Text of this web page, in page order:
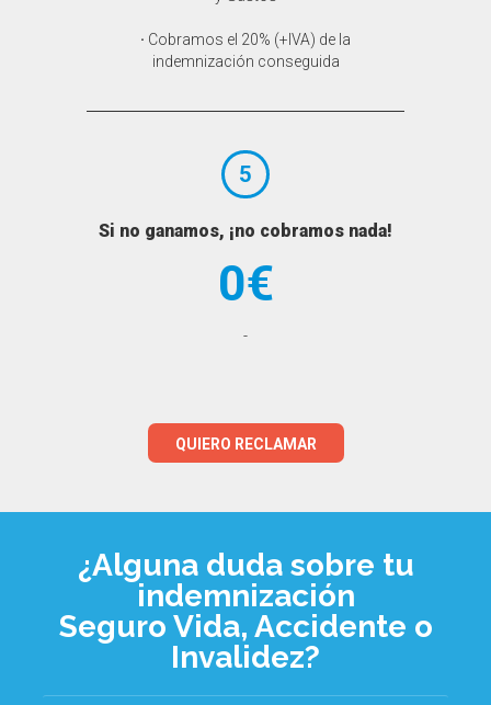
· Cobramos el 20% (+IVA) de la
indemnización conseguida
5
Si no ganamos, ¡no cobramos nada!
0€
-
QUIERO RECLAMAR
¿Alguna duda sobre tu
indemnización
Seguro Vida, Accidente o
Invalidez?